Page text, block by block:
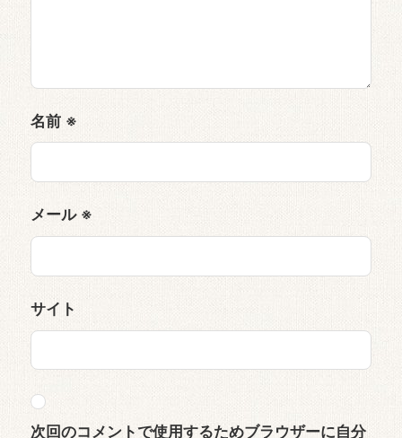
名前 ※
メール ※
サイト
次回のコメントで使用するためブラウザーに自分